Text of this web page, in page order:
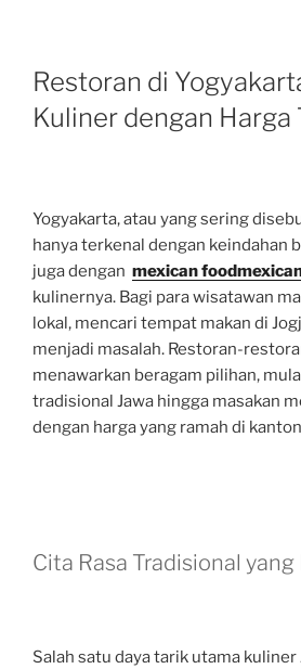
Restoran di
Kuliner dengan Harga
Yogyakarta, atau yang sering
hanya terkenal dengan keindahan
juga dengan mexican food
kulinernya. Bagi para wisatawan
lokal, mencari tempat makan di
menjadi masalah. Restoran-
menawarkan beragam pilihan,
tradisional Jawa hingga masakan
dengan harga yang ramah di
Cita Rasa Tradisional
Salah satu daya tarik utama kuliner